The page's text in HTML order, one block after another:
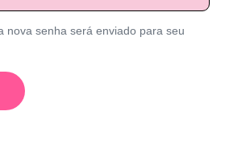
nova senha será enviado para seu